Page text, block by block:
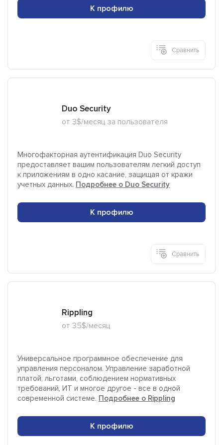
К профилю
Сравнить
Duo Security
от 3$/месяц за пользователя
Многофакторная аутентификация Duo Security
предоставляет вашим пользователям легкий доступ
к приложениям в одно касание, защищая от кражи
учетных данных. Подробнее о Duo Security
К профилю
Сравнить
Rippling
от 35$/месяц
Универсальное программное обеспечение для
управления персоналом. Управление заработной
платой, льготами, соблюдением нормативных
требований, ИТ и многое другое - все в одной
современной системе. Подробнее о Rippling
К профилю